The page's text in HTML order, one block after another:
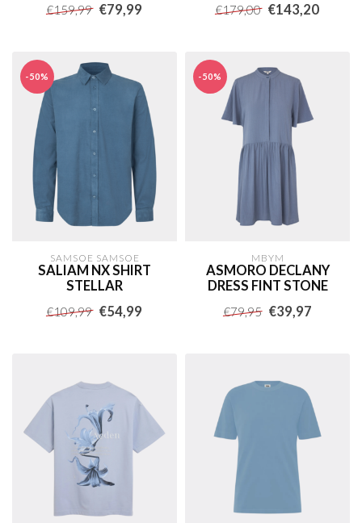
€159,99 €79,99 €179,00 €143,20
-50%
SAMSOE SAMSOE
SALIAM NX SHIRT
STELLAR
€109,99 €54,99
-50%
MBYM
ASMORO DECLANY
DRESS FINT STONE
€79,95 €39,97